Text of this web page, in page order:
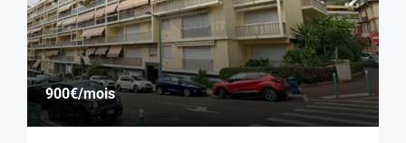
900€/mois